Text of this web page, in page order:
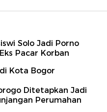
Solo Jadi Porno
Pacar Korban
Kota Bogor
Ditetapkan Jadi
Perumahan